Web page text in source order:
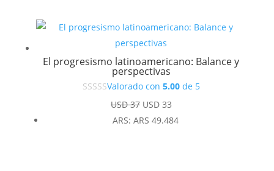
El progresismo latinoamericano: Balance y
perspectivas
Valorado con 5.00de 5
USD37 El
precio
USD33El
precio
ARS: ARS 49.484